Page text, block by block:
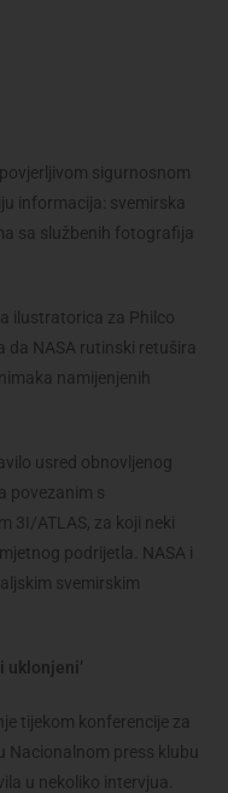
sigurnosnom
informacija: svemirska
sa službenih fotografija
ilustratorica za Philco
da NASA rutinski retušira
namijenjenih
usred obnovljenog
povezanim s
3I/ATLAS, za koji neki
podrijetla. NASA i
svemirskim
uklonjeni’
tijekom konferencije za
Nacionalnom press klubu
u nekoliko intervjua.